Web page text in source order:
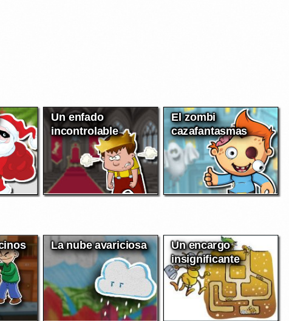
Un enfado
incontrolable
El zombi
cazafantasmas
La nube avariciosa Un encargo
insignificante